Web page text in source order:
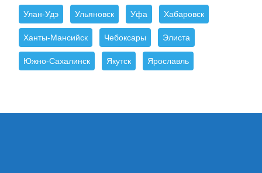
Улан-Удэ Ульяновск Уфа Хабаровск
Ханты-Мансийск Чебоксары Элиста
Южно-Сахалинск Якутск Ярославль